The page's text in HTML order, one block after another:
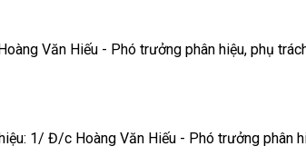
Văn Hiếu - Phó trưởng phân hiệu, phụ
1/ Đ/c Hoàng Văn Hiếu - Phó trưởng phân